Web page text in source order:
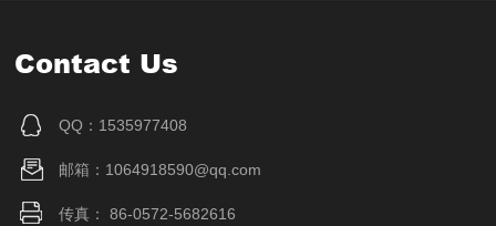
Contact Us
QQ：1535977408
邮箱：1064918590@qq.com
传真： 86-0572-5682616